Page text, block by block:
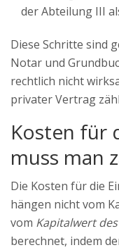
der Abteilung III
Diese Schritte sind
Notar und
rechtlich nicht
privater Vertrag
Kosten für
muss man
Die Kosten für die
hängen nicht vom
vom Kapitalwert
berechnet, indem